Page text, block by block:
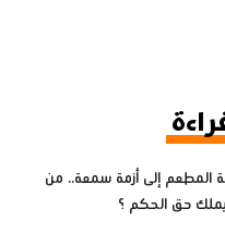
المطعم إلى أزمة سمعة.. من
يملك حق الحكم ؟